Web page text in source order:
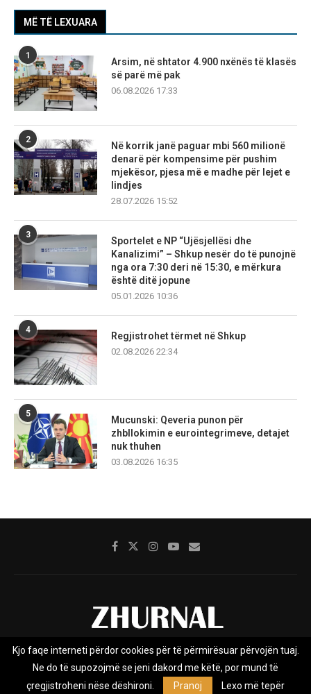
MË TË LEXUARA
1
Arsim, në shtator 4.900 nxënës të klasës
së parë më pak
06.08.2026 17:33
2
Në korrik janë paguar mbi 560 milionë
denarë për kompensime për pushim
mjekësor, pjesa më e madhe për lejet e
lindjes
28.07.2026 15:52
3
Sportelet e NP “Ujësjellësi dhe
Kanalizimi” – Shkup nesër do të punojnë
nga ora 7:30 deri në 15:30, e mërkura
është ditë jopune
05.01.2026 10:36
4
Regjistrohet tërmet në Shkup
02.08.2026 22:34
5
Mucunski: Qeveria punon për
zhbllokimin e eurointegrimeve, detajet
nuk thuhen
03.08.2026 16:35
Rreth nesh Impresumi Marketing
Kontakt
Privacy Policy
Kjo faqe interneti përdor cookies për të përmirësuar përvojën tuaj.
Ne do të supozojmë se jeni dakord me këtë, por mund të
çregjistroheni nëse dëshironi.
Pranoj Lexo më tepër